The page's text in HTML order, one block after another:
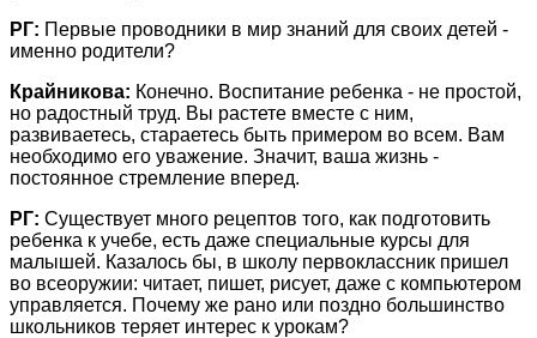
РГ: Первые проводники в мир знаний для своих детей -
именно родители?
Крайникова: Конечно. Воспитание ребенка - не простой,
но радостный труд. Вы растете вместе с ним,
развиваетесь, стараетесь быть примером во всем. Вам
необходимо его уважение. Значит, ваша жизнь -
постоянное стремление вперед.
РГ: Существует много рецептов того, как подготовить
ребенка к учебе, есть даже специальные курсы для
малышей. Казалось бы, в школу первоклассник пришел
во всеоружии: читает, пишет, рисует, даже с компьютером
управляется. Почему же рано или поздно большинство
школьников теряет интерес к урокам?